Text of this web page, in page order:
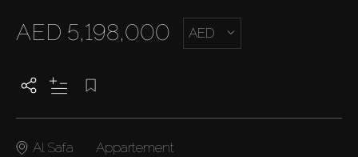
AED 5,198,000 AED
Al Safa
Appartement